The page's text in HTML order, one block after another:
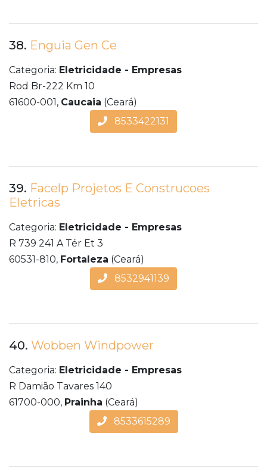
38. Enguia Gen Ce
Categoria: Eletricidade - Empresas
Rod Br-222 Km 10
61600-001, Caucaia (Ceará)
8533422131
39. Facelp Projetos E Construcoes
Eletricas
Categoria: Eletricidade - Empresas
R 739 241 A Tér Et 3
60531-810, Fortaleza (Ceará)
8532941139
40. Wobben Windpower
Categoria: Eletricidade - Empresas
R Damião Tavares 140
61700-000, Prainha (Ceará)
8533615289